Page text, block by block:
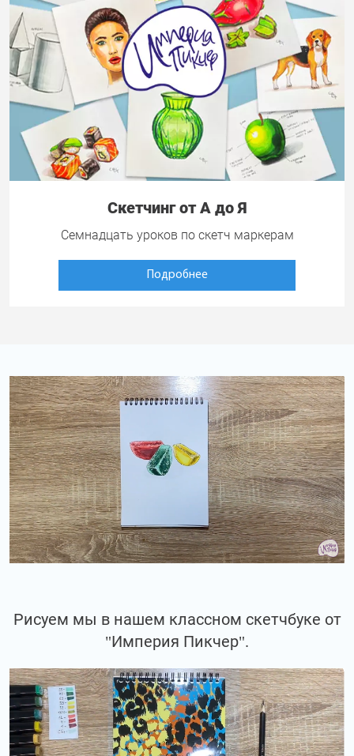
Скетчинг от А до Я
Семнадцать уроков по скетч маркерам
Подробнее
Рисуем мы в нашем классном скетчбуке от
"Империя Пикчер".